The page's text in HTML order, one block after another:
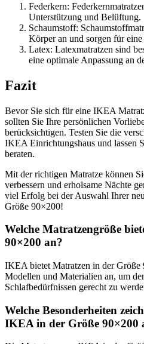
Federkern:
Unterstützung und Belüftung.
Schaumstoff:
Körper an und sorgen für
Latex: Latexmatratzen sind
eine optimale Anpassung an
Fazit
Bevor Sie sich für eine IKEA
sollten Sie Ihre persönlichen
berücksichtigen. Testen Sie die
IKEA Einrichtungshaus und lassen
beraten.
Mit der richtigen Matratze können
verbessern und erholsame Nächte
viel Erfolg bei der Auswahl Ihrer
Größe 90×200!
Welche Matratzengröße
90×200 an?
IKEA bietet Matratzen in der Größe
Modellen und Materialien an, um
Schlafbedürfnissen gerecht zu
Welche Besonderheiten
IKEA in der Größe 90×200